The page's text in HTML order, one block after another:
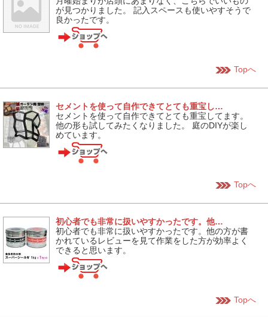
が見つかりました。 記入スペースも使いやすそうで
良かったです。
Topへ
セメントを使って自作できてとても重宝し…
セメントを使って自作できてとても重宝してます。
他の形も試してみたくなりました。 庭のDIYが楽し
めています。
Topへ
初心者でも非常に扱いやすかったです。他…
初心者でも非常に扱いやすかったです。他の方が書
かれているレビューを見て作業をした方が効率よく
できると思います。
Topへ